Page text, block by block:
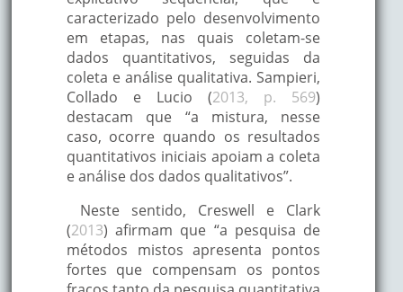
caracterizado pelo desenvolvimento
em etapas, nas quais coletam-se
dados quantitativos, seguidas da
coleta e análise qualitativa. Sampieri,
Collado e Lucio (2013, p. 569)
destacam que “a mistura, nesse
caso, ocorre quando os resultados
quantitativos iniciais apoiam a coleta
e análise dos dados qualitativos”.
Neste sentido, Creswell e Clark
(2013) afirmam que “a pesquisa de
métodos mistos apresenta pontos
fortes que compensam os pontos